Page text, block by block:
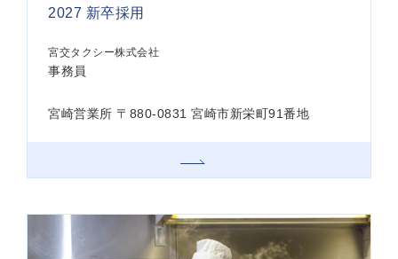
2027 新卒採用
宮交タクシー株式会社
事務員
宮崎営業所 〒880-0831 宮崎市新栄町91番地